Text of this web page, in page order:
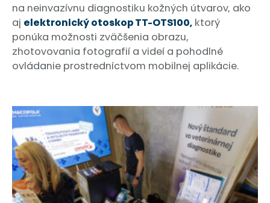
na neinvazívnu diagnostiku kožných útvarov, ako
aj elektronický otoskop TT-OTS100, ktorý
ponúka možnosti zväčšenia obrazu,
zhotovovania fotografií a videí a pohodlné
ovládanie prostredníctvom mobilnej aplikácie.